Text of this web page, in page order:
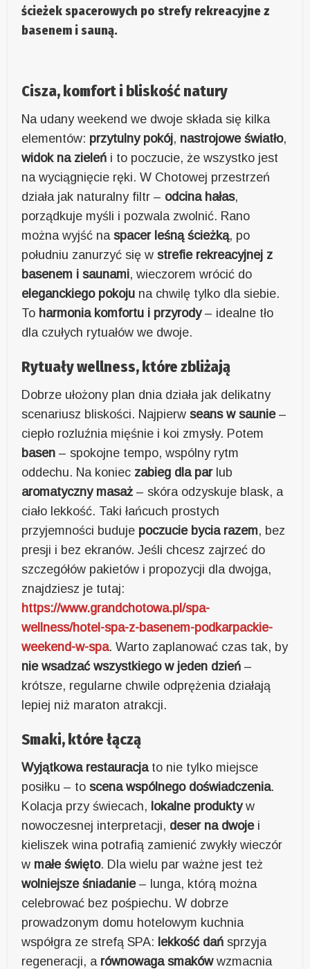
ścieżek spacerowych postrefy rekreacyjne z
basenem i sauną.
Cisza, komfort i bliskość natury
Na udany weekend we dwoje składa się kilka
elementów: przytulny pokój, nastrojowe światło,
widok na zieleń i to poczucie, że wszystko jest
na wyciągnięcie ręki. W Chotowej przestrzeń
działa jak naturalny filtr – odcina hałas,
porządkuje myśli i pozwala zwolnić. Rano
można wyjść naspacer leśną ścieżką, po
południu zanurzyć się wstrefie rekreacyjnej z
basenem i saunami, wieczorem wrócić do
eleganckiego pokoju na chwilę tylko dla siebie.
To harmonia komfortu i przyrody– idealne tło
dla czułych rytuałów we dwoje.
Rytuały wellness, które zbliżają
Dobrze ułożony plan dnia działa jak delikatny
scenariusz bliskości. Najpierwseans w saunie–
ciepło rozluźnia mięśnie i koi zmysły. Potem
basen – spokojne tempo, wspólny rytm
oddechu. Na koniec zabieg dla parlub
aromatyczny masaż – skóra odzyskuje blask, a
ciało lekkość. Taki łańcuch prostych
przyjemności buduje poczucie bycia razem, bez
presji i bez ekranów. Jeśli chcesz zajrzeć do
szczegółów pakietów i propozycji dla dwojga,
znajdziesz je tutaj:
https://www.grandchotowa.pl/spa-
wellness/hotel-spa-z-basenem-podkarpackie-
weekend-w-spa. Warto zaplanować czas tak, by
nie wsadzać wszystkiego w jeden dzień –
krótsze, regularne chwile odprężenia działają
lepiej niż maraton atrakcji.
Smaki, które łączą
Wyjątkowa restauracjato nie tylko miejsce
posiłku – toscena wspólnego doświadczenia.
Kolacja przy świecach, lokalne produktyw
nowoczesnej interpretacji, deser na dwojei
kieliszek wina potrafią zamienić zwykły wieczór
w małe święto. Dla wielu par ważne jest też
wolniejsze śniadanie– lunga, którą można
celebrować bez pośpiechu. W dobrze
prowadzonym domu hotelowym kuchnia
współgra ze strefą SPA: lekkość dań sprzyja
regeneracji, a równowaga smakówwzmacnia